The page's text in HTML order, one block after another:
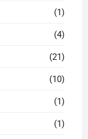
(1)
(4)
(21)
(10)
(1)
(1)